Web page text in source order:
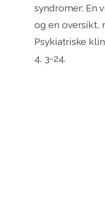
syndromer: En
og en oversikt,
Psykiatriske
4, 3-24.